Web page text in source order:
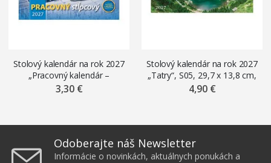
Stolový kalendár na rok 2027
„Pracovný kalendár –
stĺpcový“, S34, 23 x 14 cm
3,30 €
Stolový kalendár na rok 2027
„Tatry“, S05, 29,7 x 13,8 cm,
stĺpcový
4,90 €
Odoberajte náš Newsletter
Informácie o novinkách, aktuálnych ponukách a